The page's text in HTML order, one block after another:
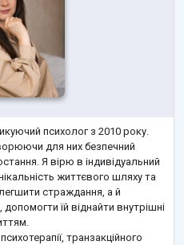
психолог з 2010 року.
для них безпечний
Я вірю в індивідуальний
життєвого шляху та
страждання, а й
їй віднайти внутрішні
транзакційного